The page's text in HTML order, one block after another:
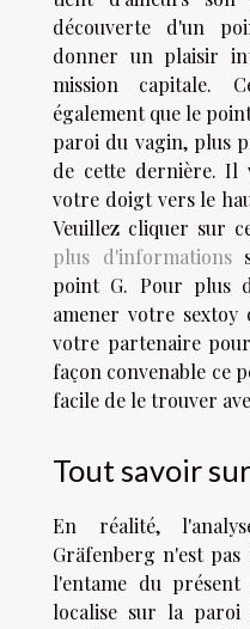
découverte d'un
donner un plaisir
mission capitale.
également que le
paroi du vagin, plus
de cette dernière. Il
votre doigt vers le
Veuillez cliquer sur
plus d'informations
point G. Pour plus
amener votre sextoy
votre partenaire
façon convenable ce
facile de le trouver
Tout savoir
En réalité,
Gräfenberg n'est pas
l'entame du
localise sur la paroi